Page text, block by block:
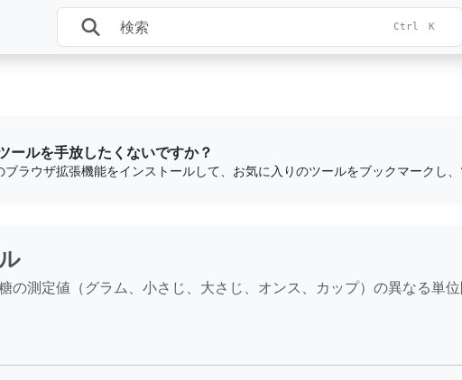
Ctrl K
ールを手放したくないですか？
の測定値（グラム、小さじ、大さじ、オンス、カップ）の異なる単位